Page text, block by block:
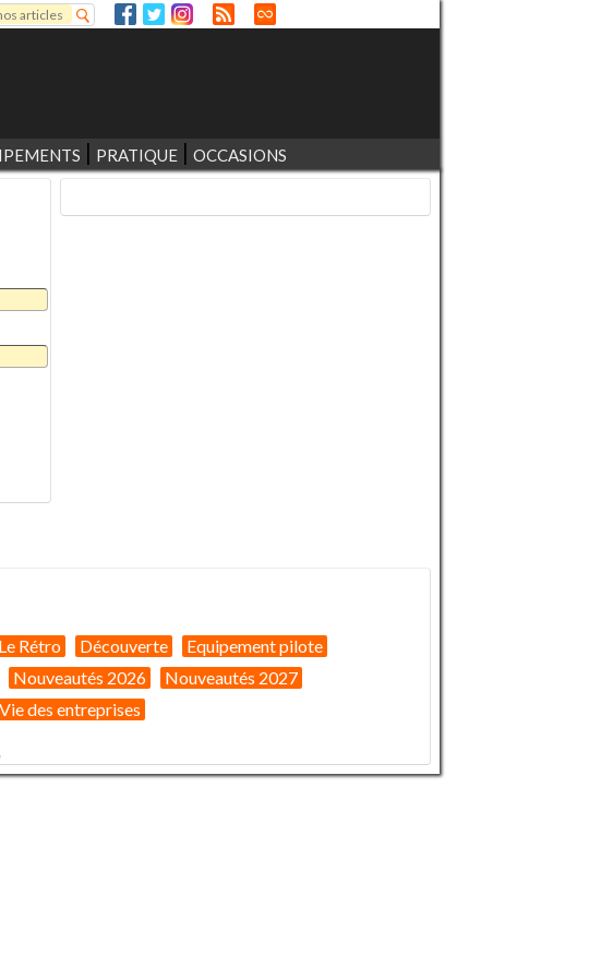
recherche
PRATIQUE OCCASIONS
Rétro Découverte
Equipement pilote
Nouveautés 2026
Nouveautés 2027
Vie des entreprises